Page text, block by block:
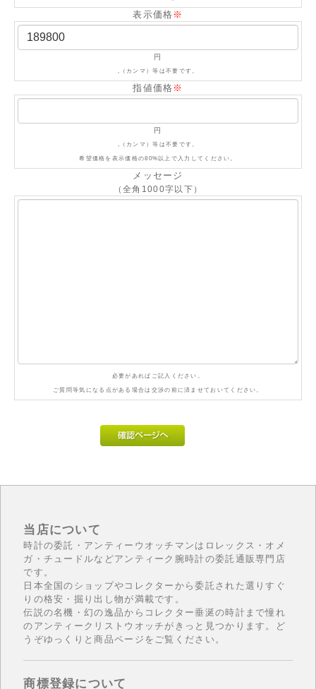
表示価格 ※
円
,（カンマ）等は不要です。
指値価格 ※
円
,（カンマ）等は不要です。
希望価格を表示価格の80%以上で入力してください。
メッセージ
（全角1000字以下）
必要があればご記入ください。
ご質問等気になる点がある場合は交渉の前に済ませておいてください。
当店について
時計の委託・アンティーウオッチマンはロレックス・オメ
ガ・チュードルなどアンティーク腕時計の委託通販専門店
です。
日本全国のショップやコレクターから委託された選りすぐ
りの格安・掘り出し物が満載です。
伝説の名機・幻の逸品からコレクター垂涎の時計まで憧れ
のアンティークリストウオッチがきっと見つかります。ど
うぞゆっくりと商品ページをご覧ください。
商標登録について